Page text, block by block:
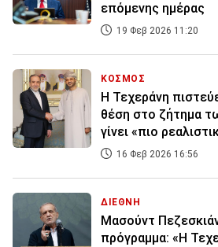
επόμενης ημέρας
19 Φεβ 2026 11:20
ΚΟΣΜΟΣ
Η Τεχεράνη
θέση στο ζήτημα
γίνει «πιο
16 Φεβ 2026 16:56
ΔΙΕΘΝΗ
Μασούντ
πρόγραμμα: «Η